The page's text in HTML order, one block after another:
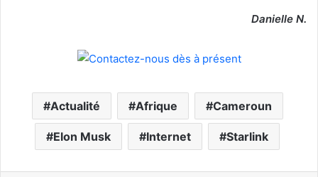
Danielle N.
Actualité Afrique Cameroun
Elon Musk Internet Starlink